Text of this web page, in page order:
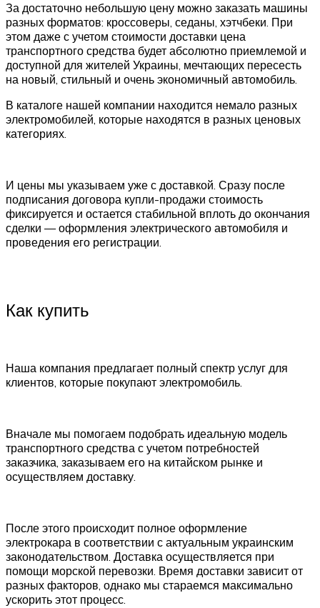
За достаточно небольшую цену можно заказать машины
разных форматов: кроссоверы, седаны, хэтчбеки. При
этом даже с учетом стоимости доставки цена
транспортного средства будет абсолютно приемлемой и
доступной для жителей Украины, мечтающих пересесть
на новый, стильный и очень экономичный автомобиль.
В каталоге нашей компании находится немало разных
электромобилей, которые находятся в разных ценовых
категориях.
И цены мы указываем уже с доставкой. Сразу после
подписания договора купли-продажи стоимость
фиксируется и остается стабильной вплоть до окончания
сделки — оформления электрического автомобиля и
проведения его регистрации.
Как купить
Наша компания предлагает полный спектр услуг для
клиентов, которые покупают электромобиль.
Вначале мы помогаем подобрать идеальную модель
транспортного средства с учетом потребностей
заказчика, заказываем его на китайском рынке и
осуществляем доставку.
После этого происходит полное оформление
электрокара в соответствии с актуальным украинским
законодательством. Доставка осуществляется при
помощи морской перевозки. Время доставки зависит от
разных факторов, однако мы стараемся максимально
ускорить этот процесс.